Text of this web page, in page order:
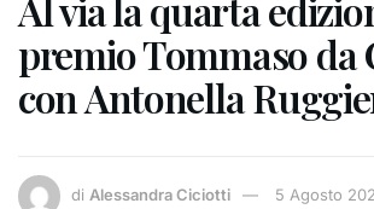
premio Tommaso da
con Antonella
di Alessandra Ciciotti 5 Agosto